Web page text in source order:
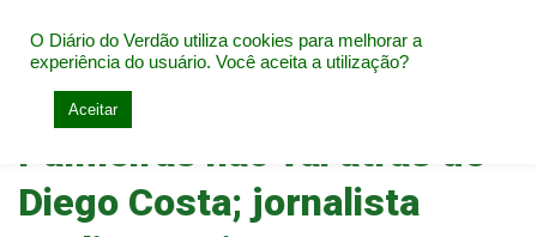
Home Mercado da bola
Palmeiras não vai atrás de
Diego Costa; jornalista
O Diário do Verdão utiliza cookies para melhorar a
experiência do usuário. Você aceita a utilização?
Aceitar